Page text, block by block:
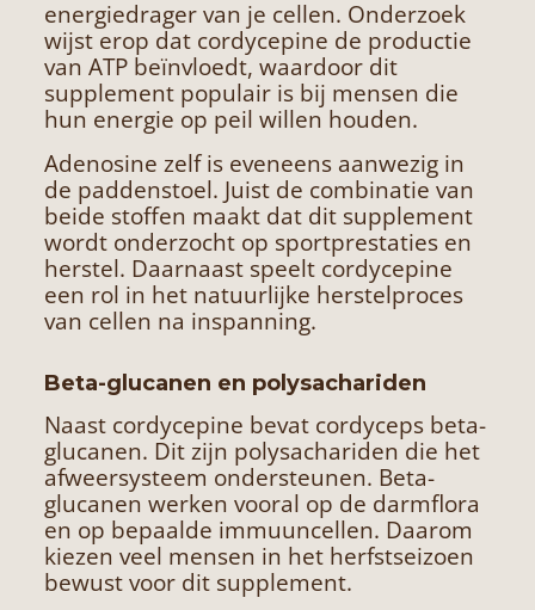
energiedrager van je cellen. Onderzoek
wijst erop dat cordycepine de productie
van ATP beïnvloedt, waardoor dit
supplement populair is bij mensen die
hun energie op peil willen houden.
Adenosine zelf is eveneens aanwezig in
de paddenstoel. Juist de combinatie van
beide stoffen maakt dat dit supplement
wordt onderzocht op sportprestaties en
herstel. Daarnaast speelt cordycepine
een rol in het natuurlijke herstelproces
van cellen na inspanning.
Beta-glucanen en polysachariden
Naast cordycepine bevat cordyceps beta-
glucanen. Dit zijn polysachariden die het
afweersysteem ondersteunen. Beta-
glucanen werken vooral op de darmflora
en op bepaalde immuuncellen. Daarom
kiezen veel mensen in het herfstseizoen
bewust voor dit supplement.